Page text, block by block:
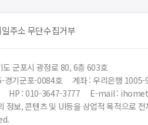
주소 무단수집거부
도 군포시 광정로 80, 6층 603호
경기군포-0084호
계좌 : 우리은행
HP : 010-3647-3777
E-mail :
정보, 콘텐츠 및 UI등을 상업적 목적으로